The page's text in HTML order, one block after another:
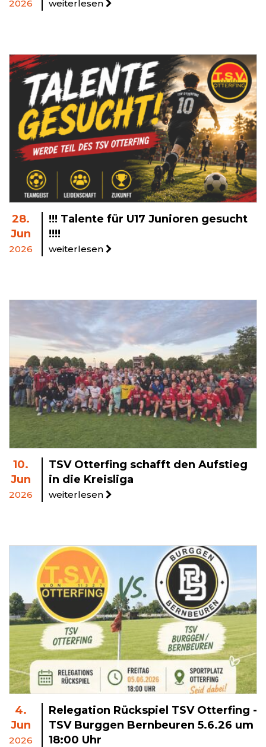
2026 weiterlesen
28.
Jun
2026
!!! Talente für U17 Junioren gesucht
!!!!
weiterlesen
10.
Jun
2026
TSV Otterfing schafft den Aufstieg
in die Kreisliga
weiterlesen
4.
Jun
2026
Relegation Rückspiel TSV Otterfing -
TSV Burggen Bernbeuren 5.6.26 um
18:00 Uhr